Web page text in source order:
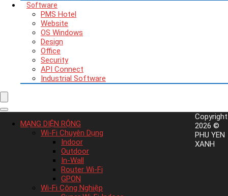
Software
PMS Hotel
Website
OS Windows
Design
Office
Security
API Connect
Industrial Software
MẠNG DIỆN RỘNG
Wi-Fi Chuyên Dụng
Indoor
Outdoor
In-Wall
Router Wi-Fi
GPON
Wi-Fi Công Nghiệp
Copyright
2026 ©
PHU YEN
XANH